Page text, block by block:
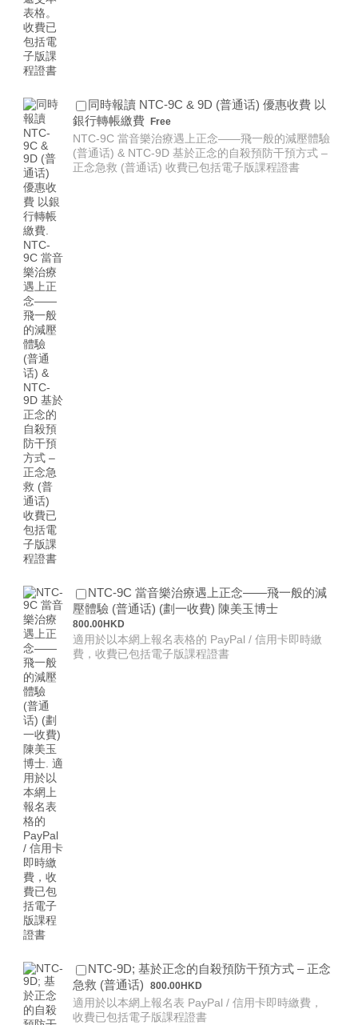
同時報讀 NTC-9C & 9D (普通话) 優惠收費 以
銀行轉帳繳費 Free
Free
NTC-9C 當音樂治療遇上正念——飛一般的減壓體驗
(普通话) & NTC-9D 基於正念的自殺預防干預方式 –
正念急救 (普通话) 收費已包括電子版課程證書
NTC-9C 當音樂治療遇上正念——飛一般的減
壓體驗 (普通话) (劃一收費) 陳美玉博士
800.00HKD
適用於以本網上報名表格的 PayPal / 信用卡即時繳
費，收費已包括電子版課程證書
NTC-9D; 基於正念的自殺預防干預方式 – 正念
急救 (普通话)
800.00 HKD
800.00HKD
適用於以本網上報名表 PayPal / 信用卡即時繳費，
收費已包括電子版課程證書